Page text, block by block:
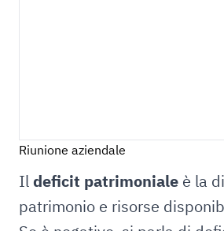
Riunione aziendale
Il deficit patrimoniale è la
patrimonio e risorse